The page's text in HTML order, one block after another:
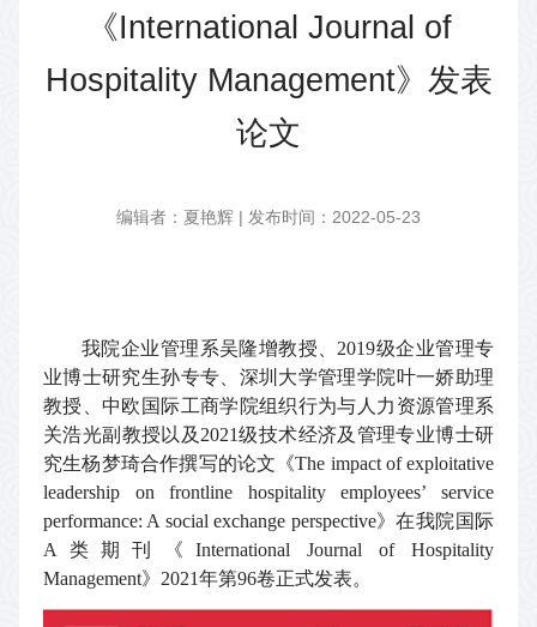
《International Journal of
Hospitality Management》发表
论文
编辑者：夏艳辉 | 发布时间：2022-05-23
我院企业管理系吴隆增教授、 2019级企业管理专
业博士研究生孙专专、深圳大学管理学院叶一娇助理
教授、中欧国际工商学院组织行为与人力资源管理系
关浩光副教授以及 2021级技术经济及管理专业博士研
究生杨梦琦合作撰写的论文《The impact of exploitative
leadership on frontline hospitality employees’ service
performance: A social exchange perspective》在我院国际
A
类期刊《 International Journal of Hospitality
Management》 2021年第96卷正式发表。